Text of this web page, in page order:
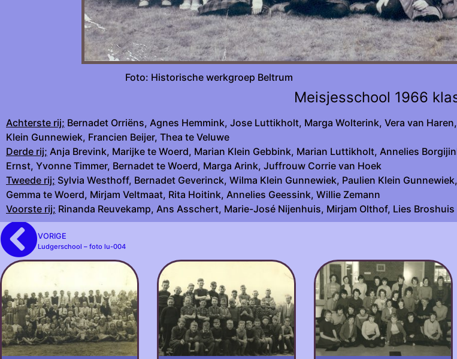
Foto: Historische werkgroep
Meisjesschool 1966
Achterste rij; Bernadet Orriëns, Agnes Hemmink, Jose Luttikholt, Marga Wolterink, Vera van
Klein Gunnewiek, Francien Beijer, Thea te Veluwe
Derde rij; Anja Brevink, Marijke te Woerd, Marian Klein Gebbink, Marian Luttikholt, Annelies
Ernst, Yvonne Timmer, Bernadet te Woerd, Marga Arink, Juffrouw Corrie van Hoek
Tweede rij; Sylvia Westhoff, Bernadet Geverinck, Wilma Klein Gunnewiek, Paulien Klein
Gemma te Woerd, Mirjam Veltmaat, Rita Hoitink, Annelies Geessink, Willie Zemann
Voorste rij; Rinanda Reuvekamp, Ans Asschert, Marie-José Nijenhuis, Mirjam Olthof, Lies Broshuis
VORIGE
Ludgerschool – foto lu-004